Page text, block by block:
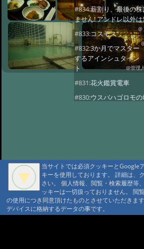
#834:薪割り、最後の
ません! アンドレ以外
#833:コスモス
#832:3か月でマスター
するアインシュタイ
ト
@管理
#831:花火鑑賞電車
#830:ウスバハゴロモの
#827:渋谷富ヶ谷でネ
#826:使用電力量最少
記録達成!
#825: 停電 地域1580戸
#824:移築のワイナリー
当サイトでは必須クッキーとGoogle
キーを使用しております。 詳細は、
さい。 個人情報、閲覧・検索履歴等
ッキーは一切扱っておりません。 閲
の使用につき同意頂けたものとさせていただきま
デバイスに格納するデータの事です。